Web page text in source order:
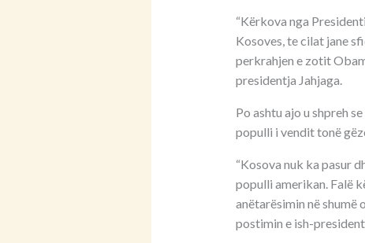
“Kërkova nga
Kosoves, te cilat jane
perkrahjen e zotit
presidentja Jahjaga.
Po ashtu ajo u shpreh
populli i vendit tonë
“Kosova nuk ka pasur
populli amerikan. Falë
anëtarësimin në
postimin e ish-